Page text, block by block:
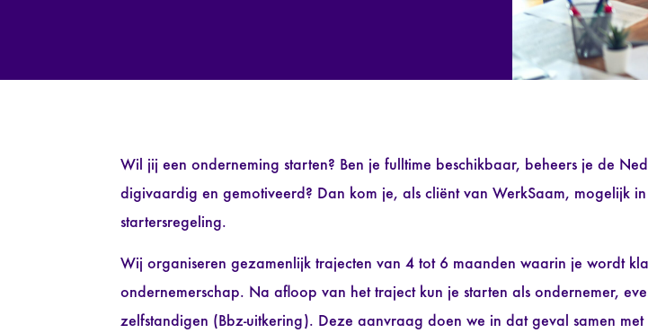
Wil jij een onderneming starten? Ben je fulltime beschikbaar, beheers je de
digivaardig en gemotiveerd? Dan kom je, als cliënt van WerkSaam, mogelijk
startersregeling.
Wij organiseren gezamenlijk trajecten van 4 tot 6 maanden waarin je wordt
ondernemerschap. Na afloop van het traject kun je starten als ondernemer,
zelfstandigen (Bbz-uitkering). Deze aanvraag doen we in dat geval samen